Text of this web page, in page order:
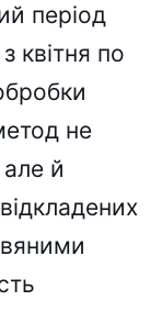
період
квітня по
не
й